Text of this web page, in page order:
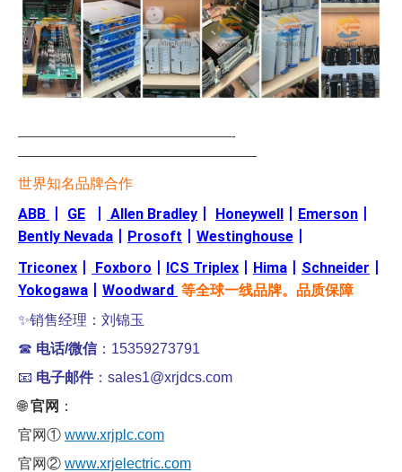
—————————————————-
———————————————————
世界知名品牌合作
ABB GE Allen Bradley Honeywell Emerson
Bently Nevada
Prosoft Westinghouse
Triconex
Foxboro ICS Triplex Hima Schneider
Yokogawa
Woodward 等全球一线品牌。品质保障
✨销售经理：刘锦玉
☎ 电话/微信：15359273791
📧 电子邮件：sales1@xrjdcs.com
🌐官网 ：
官网① www.xrjplc.com
官网② www.xrjelectric.com